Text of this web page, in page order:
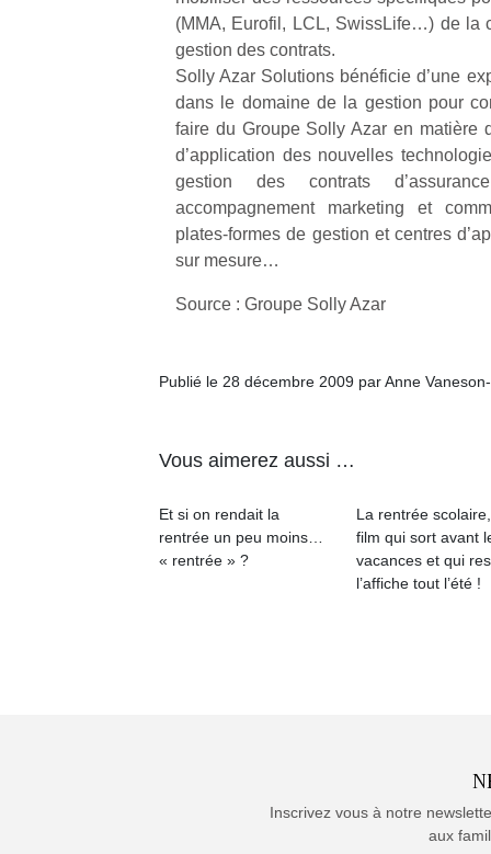
(MMA, Eurofil, LCL, SwissLife…) de la
gestion des contrats.
Solly Azar Solutions bénéficie d’une
dans le domaine de la gestion pour
faire du Groupe Solly Azar en matière
d’application des nouvelles
gestion des contrats
accompagnement marketing et
plates-formes de gestion et centres
sur mesure…
Source : Groupe Solly Azar
Publié le 28 décembre 2009 par Anne
Vous aimerez aussi …
Et si on rendait la
rentrée un peu moins…
« rentrée » ?
La rentrée
film qui sort avant
vacances et qui
l’affiche tout l’été !
Inscrivez vous à notre
aux